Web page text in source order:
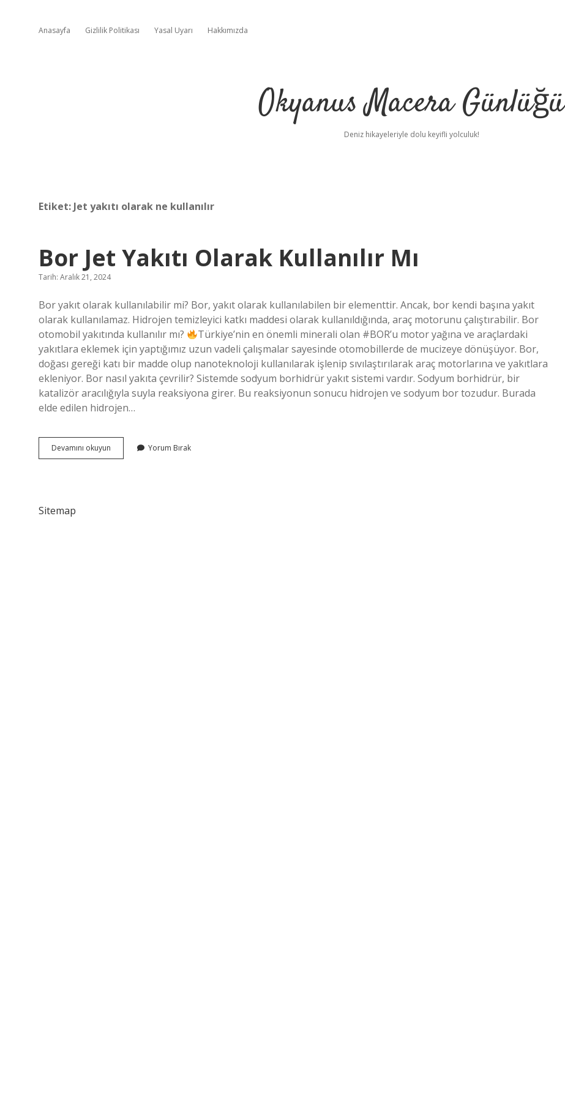
Anasayfa Gizlilik Politikası Yasal Uyarı Hakkımızda
Okyanus Macera Günlüğü
Deniz hikayeleriyle dolu keyifli yolculuk!
Etiket: Jet yakıtı olarak ne kullanılır
Bor Jet Yakıtı Olarak Kullanılır Mı
Tarih: Aralık 21, 2024
Bor yakıt olarak kullanılabilir mi? Bor, yakıt olarak kullanılabilen bir elementtir. Ancak, bor kendi başına yakıt
olarak kullanılamaz. Hidrojen temizleyici katkı maddesi olarak kullanıldığında, araç motorunu çalıştırabilir. Bor
otomobil yakıtında kullanılır mı?
Türkiye’nin en önemli minerali olan #BOR’u motor yağına ve araçlardaki
yakıtlara eklemek için yaptığımız uzun vadeli çalışmalar sayesinde otomobillerde de mucizeye dönüşüyor. Bor,
doğası gereği katı bir madde olup nanoteknoloji kullanılarak işlenip sıvılaştırılarak araç motorlarına ve yakıtlara
ekleniyor. Bor nasıl yakıta çevrilir? Sistemde sodyum borhidrür yakıt sistemi vardır. Sodyum borhidrür, bir
katalizör aracılığıyla suyla reaksiyona girer. Bu reaksiyonun sonucu hidrojen ve sodyum bor tozudur. Burada
elde edilen hidrojen…
Devamını okuyun
Jet
Yorum Bırak
Sitemap